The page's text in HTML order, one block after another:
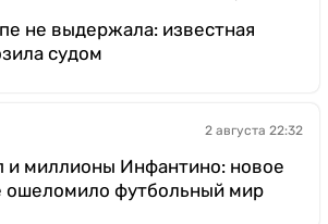
не выдержала: известная
судом
2 августа 22:32
и миллионы Инфантино: новое
ошеломило футбольный мир